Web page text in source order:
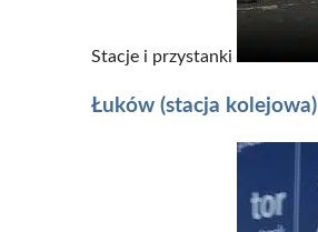
Stacje i przystanki
Łuków (stacja kolejowa)